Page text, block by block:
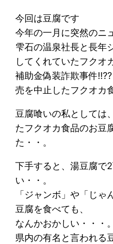
今回は豆腐です
今年の一月に突然のニ
雫石の温泉社長と長年
してくれていたフクオ
補助金偽装詐欺事件
売を中止したフクオカ
豆腐喰いの私としては
たフクオカ食品のお豆
た・・。
下手すると、湯豆腐で
い・・。
「ジャンボ」や「じゃ
豆腐を食べても、
なんかおかしい・・・。
県内の有名と言われる